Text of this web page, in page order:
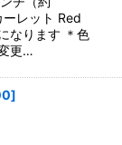
レット Red
なります ＊色
更…
]